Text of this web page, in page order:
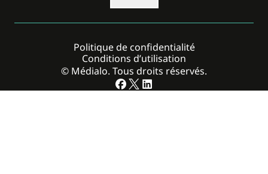
© Médialo. Tous droits réservés.
Politique de confidentialité
Conditions d’utilisation